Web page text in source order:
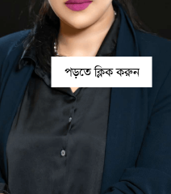
পড়তে ক্লিক করুন